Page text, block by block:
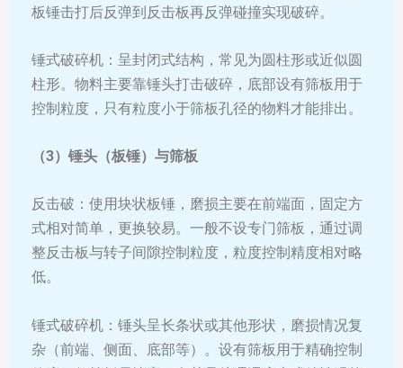
板锤击打后反弹到反击板再反弹碰撞实现破碎。
锤式破碎机：呈封闭式结构，常见为圆柱形或近似圆
柱形。物料主要靠锤头打击破碎，底部设有筛板用于
控制粒度，只有粒度小于筛板孔径的物料才能排出。
（3）锤头（板锤）与筛板
反击破：使用块状板锤，磨损主要在前端面，固定方
式相对简单，更换较易。一般不设专门筛板，通过调
整反击板与转子间隙控制粒度，粒度控制精度相对略
低。
锤式破碎机：锤头呈长条状或其他形状，磨损情况复
杂（前端、侧面、底部等）。设有筛板用于精确控制